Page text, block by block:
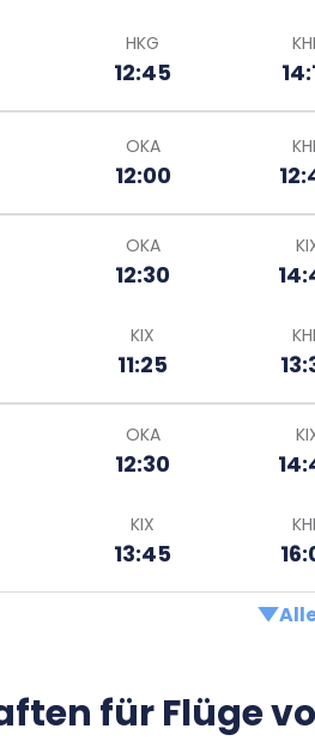
HKG
12:45
OKA
12:00
OKA
12:30
KIX
11:25
OKA
12:30
KIX
13:45
für Flüge